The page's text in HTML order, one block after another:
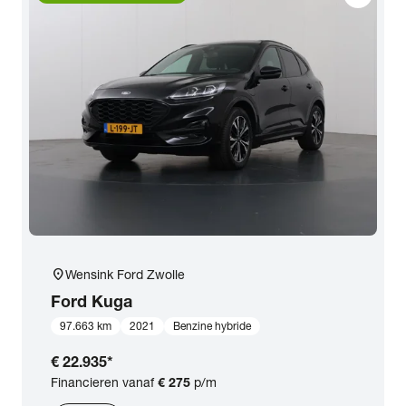
location_onWensink Ford Zwolle
Ford Kuga
97.663 km 2021 Benzine hybride
€ 22.935*
Financieren vanaf€ 275 p/m